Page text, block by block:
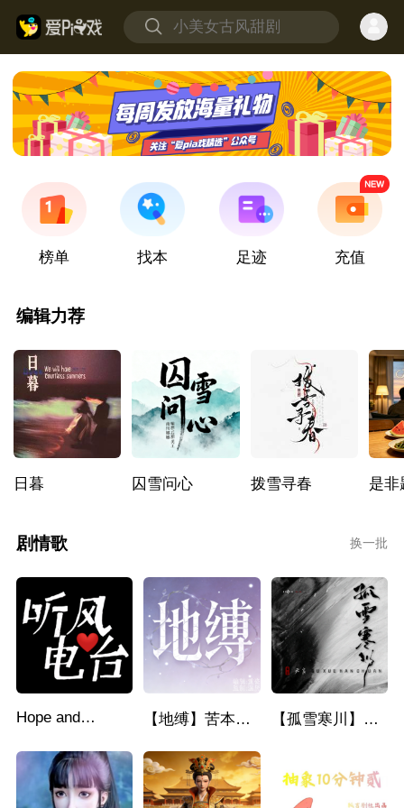
榜单 找本 足迹 充值
编辑力荐
日暮 囚雪问心 拨雪寻春 是非
剧情歌 换一批
Hope and
【地缚】苦本伤
剧情歌
【孤雪寒川】原